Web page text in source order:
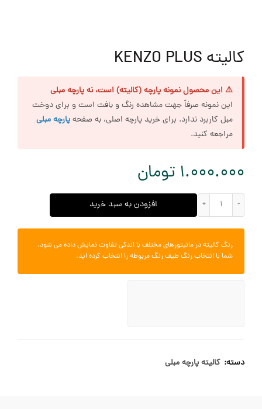
کالیته KENZO PLUS
⚠️ این محصول نمونه پارچه (کالیته) است، نه پارچه مبلی
این نمونه صرفاً جهت مشاهده رنگ و بافت است و برای دوخت
مبل کاربرد ندارد. برای خرید پارچه اصلی، به صفحهپارچه مبلی
مراجعه کنید.
1.000.000 تومان
کالیته KENZO PLUS عدد افزودن به سبد خرید
رنگ کالیته در مانیتورهای مختلف با اندکی تفاوت نمایش داده می شود.
شما با انتخاب رنگ طیف رنگ مربوطه را انتخاب کرده اید.
دسته: کالیته پارچه مبلی